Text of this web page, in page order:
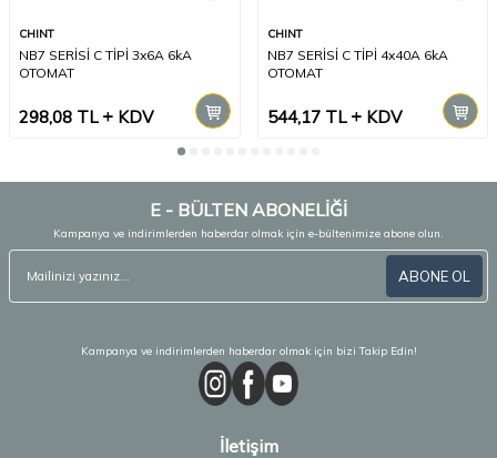
CHINT
NB7 SERİSİ C TİPİ 3x6A 6kA
OTOMAT
298,08 TL KDV
CHINT
NB7 SERİSİ C TİPİ 4x40A 6kA
OTOMAT
544,17TL KDV
E - BÜLTEN ABONELİĞİ
Kampanya ve indirimlerden haberdar olmak için e-bültenimize abone olun.
ABONE OL
Kampanya ve indirimlerden haberdar olmak için bizi Takip Edin!
İletişim